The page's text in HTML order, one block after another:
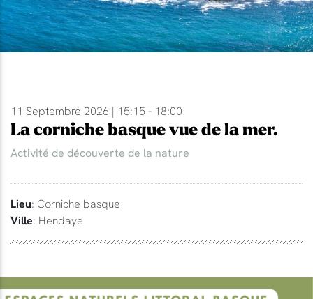
11 Septembre 2026 | 15:15 - 18:00
La corniche basque vue de la mer.
Activité de découverte de la nature
Lieu: Corniche basque
Ville: Hendaye